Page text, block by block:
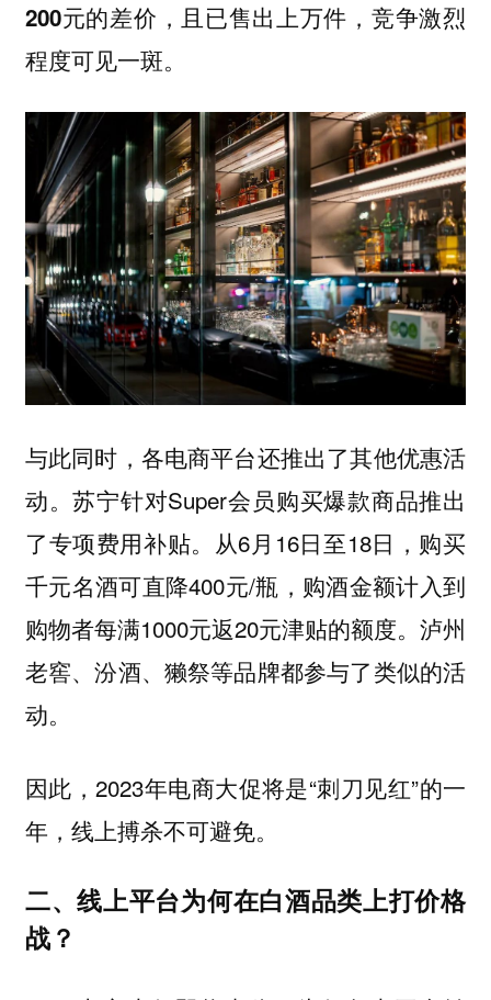
200元的差价，且已售出上万件，竞争激烈
程度可见一斑。
与此同时，各电商平台还推出了其他优惠活
动。苏宁针对Super会员购买爆款商品推出
了专项费用补贴。从6月16日至18日，购买
千元名酒可直降400元/瓶，购酒金额计入到
购物者每满1000元返20元津贴的额度。泸州
老窖、汾酒、獭祭等品牌都参与了类似的活
动。
因此，2023年电商大促将是“刺刀见红”的一
年，线上搏杀不可避免。
二、线上平台为何在白酒品类上打价格
战？